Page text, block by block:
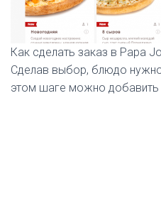
Как сделать заказ в Papa
Сделав выбор, блюдо
этом шаге можно